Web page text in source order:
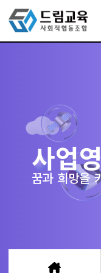
사업
꿈과 희망을